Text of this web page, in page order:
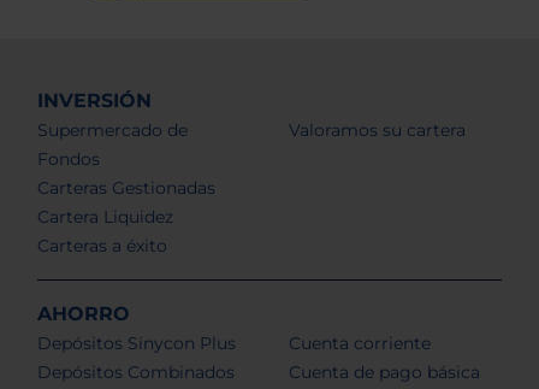
INVERSIÓN
Supermercado de
Fondos
Carteras Gestionadas
Cartera Liquidez
Carteras a éxito
Valoramos su cartera
AHORRO
Depósitos Sinycon Plus
Depósitos Combinados
Cuenta corriente
Cuenta de pago básica